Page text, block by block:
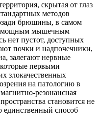
скрытая от глаз
методов
брюшины, в самом
мощным мышечным
нет пустот, доступных
почки и надпочечники,
залегают нервные
первыми
злокачественных
на патологию в
резонансная
становится не
единственный способ